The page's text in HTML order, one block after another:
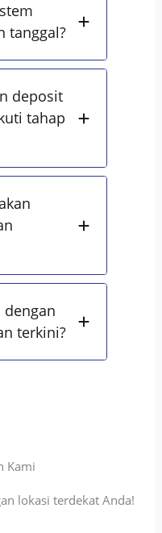
tanggal?
deposit
tahap
terkini?
Kami
lokasi terdekat Anda!